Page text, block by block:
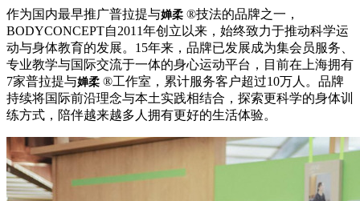
作为国内最早推广普拉提与婵柔 ®技法的品牌之一，
BODYCONCEPT自2011年创立以来，始终致力于推动科学运
动与身体教育的发展。15年来，品牌已发展成为集会员服务、
专业教学与国际交流于一体的身心运动平台，目前在上海拥有
7家普拉提与婵柔 ®工作室，累计服务客户超过10万人。品牌
持续将国际前沿理念与本土实践相结合，探索更科学的身体训
练方式，陪伴越来越多人拥有更好的生活体验。